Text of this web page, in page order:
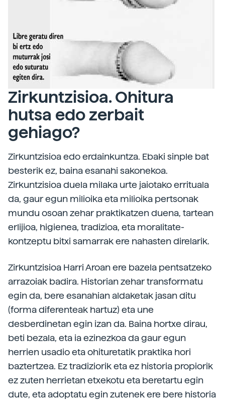
Zirkuntzisioa. Ohitura
hutsa edo zerbait
gehiago?
Zirkuntzisioa edo erdainkuntza. Ebaki sinple bat
besterik ez, baina esanahi sakonekoa.
Zirkuntzisioa duela milaka urte jaiotako errituala
da, gaur egun milioika eta milioika pertsonak
mundu osoan zehar praktikatzen duena, tartean
erlijioa, higienea, tradizioa, eta moralitate-
kontzeptu bitxi samarrak ere nahasten direlarik.
Zirkuntzisioa Harri Aroan ere bazela pentsatzeko
arrazoiak badira. Historian zehar transformatu
egin da, bere esanahian aldaketak jasan ditu
(forma diferenteak hartuz) eta une
desberdinetan egin izan da. Baina hortxe dirau,
beti bezala, eta ia ezinezkoa da gaur egun
herrien usadio eta ohituretatik praktika hori
baztertzea. Ez tradiziorik eta ez historia propiorik
ez zuten herrietan etxekotu eta beretartu egin
dute, eta adoptatu egin zutenek ere bere historia